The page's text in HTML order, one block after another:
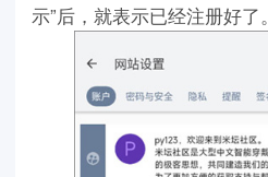
示”后，就表示已经注册好了。